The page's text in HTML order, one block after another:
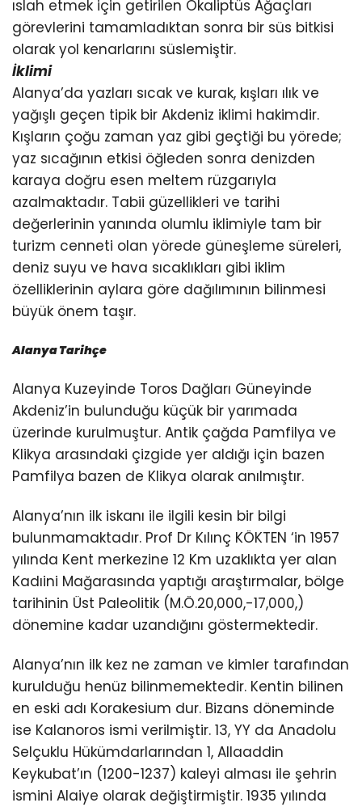
ıslah etmek için getirilen Okaliptüs Ağaçları
görevlerini tamamladıktan sonra bir süs bitkisi
olarak yol kenarlarını süslemiştir.
İklimi
Alanya’da yazları sıcak ve kurak, kışları ılık ve
yağışlı geçen tipik bir Akdeniz iklimi hakimdir.
Kışların çoğu zaman yaz gibi geçtiği bu yörede;
yaz sıcağının etkisi öğleden sonra denizden
karaya doğru esen meltem rüzgarıyla
azalmaktadır. Tabii güzellikleri ve tarihi
değerlerinin yanında olumlu iklimiyle tam bir
turizm cenneti olan yörede güneşleme süreleri,
deniz suyu ve hava sıcaklıkları gibi iklim
özelliklerinin aylara göre dağılımının bilinmesi
büyük önem taşır.
Alanya Tarihçe
Alanya Kuzeyinde Toros Dağları Güneyinde
Akdeniz’in bulunduğu küçük bir yarımada
üzerinde kurulmuştur. Antik çağda Pamfilya ve
Klikya arasındaki çizgide yer aldığı için bazen
Pamfilya bazen de Klikya olarak anılmıştır.
Alanya’nın ilk iskanı ile ilgili kesin bir bilgi
bulunmamaktadır. Prof Dr Kılınç KÖKTEN ‘in 1957
yılında Kent merkezine 12 Km uzaklıkta yer alan
Kadıini Mağarasında yaptığı araştırmalar, bölge
tarihinin Üst Paleolitik (M.Ö.20,000,-17,000,)
dönemine kadar uzandığını göstermektedir.
Alanya’nın ilk kez ne zaman ve kimler tarafından
kurulduğu henüz bilinmemektedir. Kentin bilinen
en eski adı Korakesium dur. Bizans döneminde
ise Kalanoros ismi verilmiştir. 13, YY da Anadolu
Selçuklu Hükümdarlarından 1, Allaaddin
Keykubat’ın (1200-1237) kaleyi alması ile şehrin
ismini Alaiye olarak değiştirmiştir. 1935 yılında